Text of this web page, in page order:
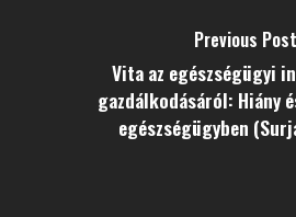
Previous Post
Vita az egészségügyi
gazdálkodásáról: Hiány
egészségügyben